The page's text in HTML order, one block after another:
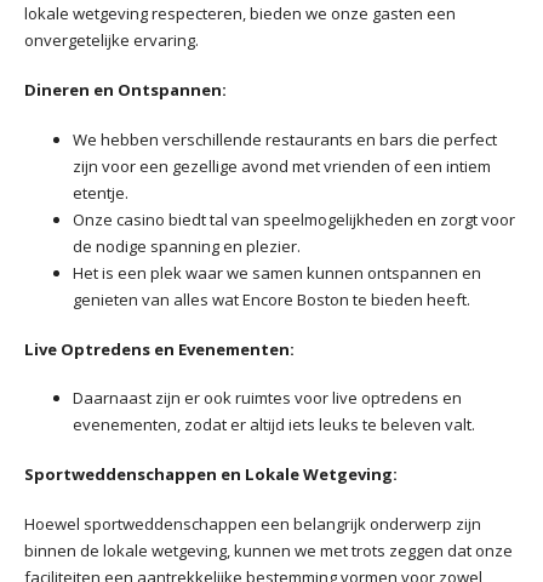
lokale wetgeving respecteren, bieden we onze gasten een
onvergetelijke ervaring.
Dineren en Ontspannen:
We hebben verschillende restaurants en bars die perfect
zijn voor een gezellige avond met vrienden of een intiem
etentje.
Onze casino biedt tal van speelmogelijkheden en zorgt voor
de nodige spanning en plezier.
Het is een plek waar we samen kunnen ontspannen en
genieten van alles wat Encore Boston te bieden heeft.
Live Optredens en Evenementen:
Daarnaast zijn er ook ruimtes voor live optredens en
evenementen, zodat er altijd iets leuks te beleven valt.
Sportweddenschappen en Lokale Wetgeving:
Hoewel sportweddenschappen een belangrijk onderwerp zijn
binnen de lokale wetgeving, kunnen we met trots zeggen dat onze
faciliteiten een aantrekkelijke bestemming vormen voor zowel